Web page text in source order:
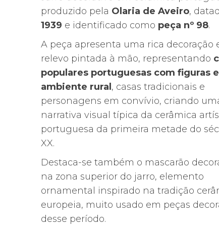
produzido pela Olaria de Aveiro,
1939 e identificado como peça nº 98.
A peça apresenta uma rica decoração
relevo pintada à mão, representando
populares portuguesas com figuras
ambiente rural , casas tradicionais e
personagens em convívio, criando
narrativa visual típica da cerâmica
portuguesa da primeira metade do
XX.
Destaca-se também o mascarão
na zona superior do jarro, elemento
ornamental inspirado na tradição
europeia, muito usado em peças
desse período.